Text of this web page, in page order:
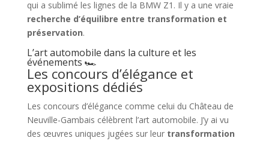
qui a sublimé les lignes de la BMW Z1. Il y a une vraie
recherche d’équilibre entre transformation et
préservation.
L’art automobile dans la culture et les
événements 🏎️
Les concours d’élégance et
expositions dédiés
Les concours d’élégance comme celui du Château de
Neuville-Gambais célèbrent l’art automobile. J’y ai vu
des œuvres uniques jugées sur leur transformation